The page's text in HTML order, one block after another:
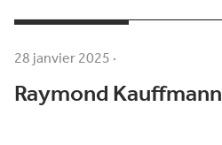
Fernand Lucius
28 janvier 2025·
Raymond Kauffmann